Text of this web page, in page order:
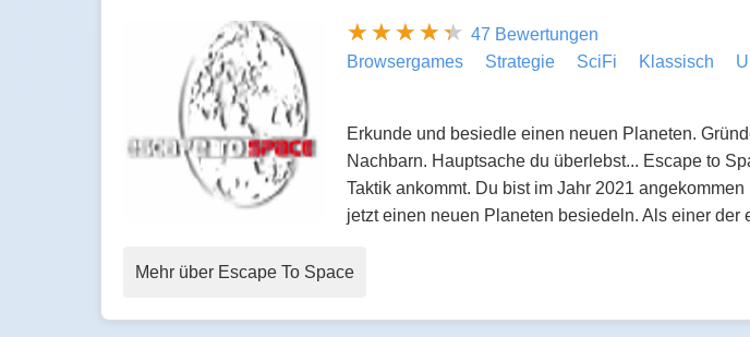
47 Bewertungen
Browsergames
Strategie SciFi Klassisch
Erkunde und besiedle einen neuen Planeten.
Nachbarn. Hauptsache du überlebst... Escape to
Taktik ankommt. Du bist im Jahr 2021
jetzt einen neuen Planeten besiedeln. Als einer
Mehr über Escape To Space